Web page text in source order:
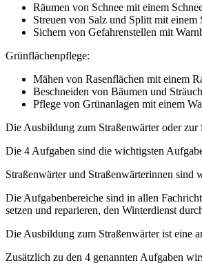
Räumen von Schnee mit einem
Streuen von Salz und Splitt mit einem
Sichern von Gefahrenstellen mit
Grünflächenpflege:
Mähen von Rasenflächen mit einem
Beschneiden von Bäumen und
Pflege von Grünanlagen mit einem
Die Ausbildung zum Straßenwärter oder
Die 4 Aufgaben sind die wichtigsten
Straßenwärter und Straßenwärterinnen sind
Die Aufgabenbereiche sind in allen
setzen und reparieren, den Winterdienst
Die Ausbildung zum Straßenwärter ist eine
Zusätzlich zu den 4 genannten Aufgaben